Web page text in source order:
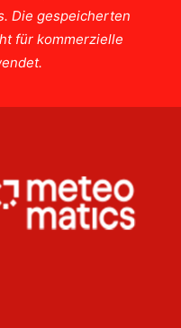
Die gespeicherten
für kommerzielle